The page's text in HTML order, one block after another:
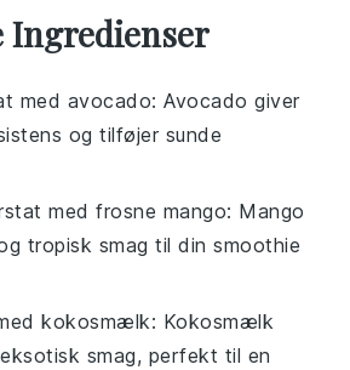
Ingredienser
med avocado: Avocado giver
og tilføjer sunde
medfrosne mango: Mango
tropisk smag til din smoothie
kokosmælk: Kokosmælk
smag, perfekt til en